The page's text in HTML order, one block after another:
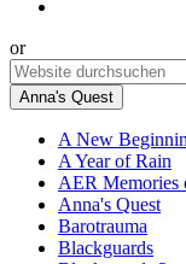
or
Anna's Quest
A New
A Year of Rain
AER Memories
Anna's Quest
Barotrauma
Blackguards